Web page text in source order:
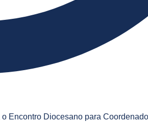
Encontro Diocesano para